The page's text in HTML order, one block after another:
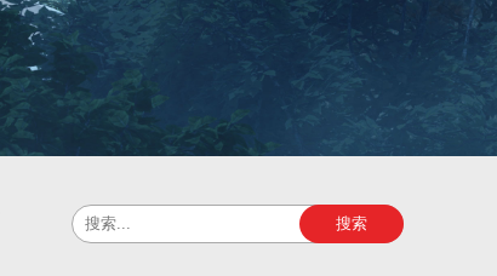
搜索